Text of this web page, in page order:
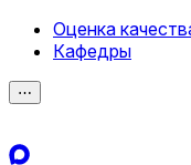
Оценка
Кафедры
⋯